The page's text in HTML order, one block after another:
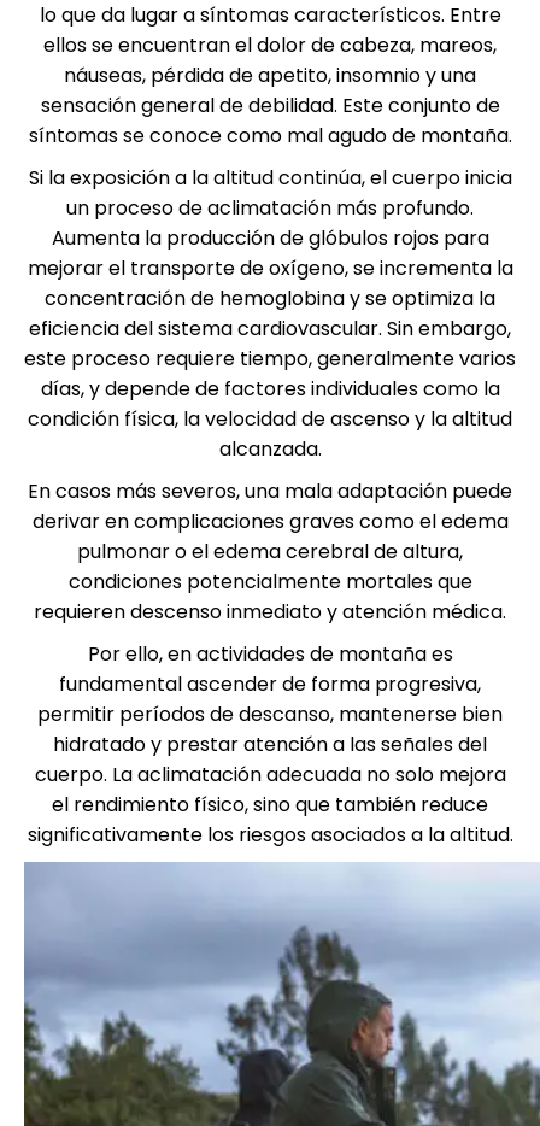
lo que da lugar a síntomas característicos. Entre
ellos se encuentran el dolor de cabeza, mareos,
náuseas, pérdida de apetito, insomnio y una
sensación general de debilidad. Este conjunto de
síntomas se conoce como mal agudo de montaña.
Si la exposición a la altitud continúa, el cuerpo inicia
un proceso de aclimatación más profundo.
Aumenta la producción de glóbulos rojos para
mejorar el transporte de oxígeno, se incrementa la
concentración de hemoglobina y se optimiza la
eficiencia del sistema cardiovascular. Sin embargo,
este proceso requiere tiempo, generalmente varios
días, y depende de factores individuales como la
condición física, la velocidad de ascenso y la altitud
alcanzada.
En casos más severos, una mala adaptación puede
derivar en complicaciones graves como el edema
pulmonar o el edema cerebral de altura,
condiciones potencialmente mortales que
requieren descenso inmediato y atención médica.
Por ello, en actividades de montaña es
fundamental ascender de forma progresiva,
permitir períodos de descanso, mantenerse bien
hidratado y prestar atención a las señales del
cuerpo. La aclimatación adecuada no solo mejora
el rendimiento físico, sino que también reduce
significativamente los riesgos asociados a la altitud.